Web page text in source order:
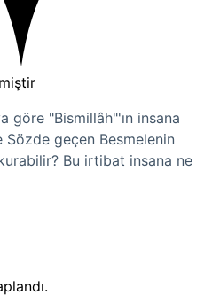
göre "Bismillâh"'ın insana
geçen Besmelenin
Bu irtibat insana ne